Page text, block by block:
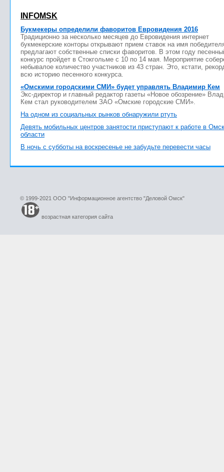
INFOMSK
Букмекеры определили фаворитов Евровидения 2016
Традиционно за несколько месяцев до Евровидения интернет
букмекерские конторы открывают прием ставок на имя
предлагают собственные списки фаворитов. В этом году
конкурс пройдет в Стокгольме с 10 по 14 мая. Мероприятие
небывалое количество участников из 43 стран. Это, кстати,
всю историю песенного конкурса.
«Омскими городскими СМИ» будет управлять Владимир Кем
Экс-директор и главный редактор газеты «Новое обозрение»
Кем стал руководителем ЗАО «Омские городские СМИ».
На одном из социальных рынков обнаружили ртуть
Девять мобильных центров занятости приступают к работе в
области
В ночь с субботы на воскресенье не забудьте перевести часы
© 1999-2021 ООО "Информационное агентство "Деловой Омск"
возрастная категория сайта